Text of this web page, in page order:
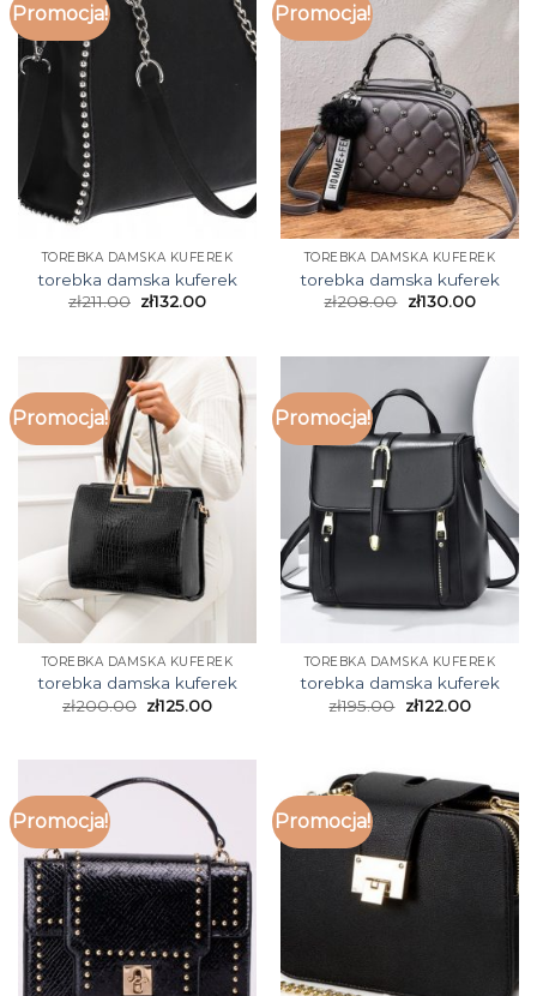
Promocja!
TOREBKA DAMSKA KUFEREK
torebka damska kuferek
zł211.00 zł132.00
Promocja!
TOREBKA DAMSKA KUFEREK
torebka damska kuferek
zł208.00 zł130.00
Promocja!
TOREBKA DAMSKA KUFEREK
torebka damska kuferek
zł200.00 zł125.00
Promocja!
TOREBKA DAMSKA KUFEREK
torebka damska kuferek
zł195.00 zł122.00
Promocja! Promocja!